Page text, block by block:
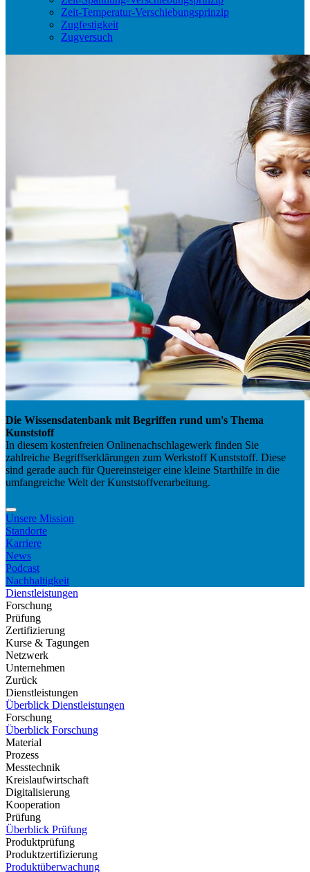
Zeit-Temperatur-Verschiebungsprinzip
Zugfestigkeit
Zugversuch
Die Wissensdatenbank mit Begriffen rund um's Thema
Kunststoff
In diesem kostenfreien Onlinenachschlagewerk finden Sie
zahlreiche Begriffserklärungen zum Werkstoff Kunststoff. Diese
sind gerade auch für Quereinsteiger eine kleine Starthilfe in die
umfangreiche Welt der Kunststoffverarbeitung.
Unsere Mission
Standorte
Karriere
News
Podcast
Nachhaltigkeit
Dienstleistungen
Forschung
Prüfung
Zertifizierung
Kurse & Tagungen
Netzwerk
Unternehmen
Zurück
Dienstleistungen
Überblick Dienstleistungen
Forschung
Überblick Forschung
Material
Prozess
Messtechnik
Kreislaufwirtschaft
Digitalisierung
Kooperation
Prüfung
Überblick Prüfung
Produktprüfung
Produktzertifizierung
Produktüberwachung